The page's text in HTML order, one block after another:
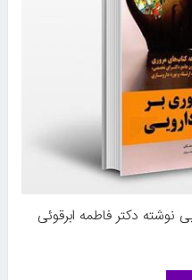
نوشته دکتر فاطمه ابرقوئی